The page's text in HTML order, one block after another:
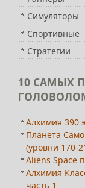
Симуляторы
Спортивные
Стратегии
10 САМЫХ
Алхимия 390
Планета
(уровни 170-
Aliens Space
Алхимия
часть 1